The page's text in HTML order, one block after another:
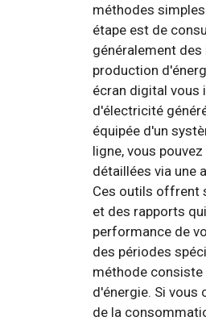
méthodes
étape est de
généralement
production
écran digital vous
d'électricité
équipée d'un
ligne, vous
détaillées via une
Ces outils offrent
et des rapports
performance de
des périodes
méthode
d'énergie. Si vous
de la